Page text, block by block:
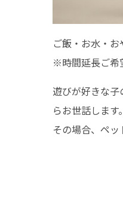
ご飯・お水・
※時間延長ご希
遊びが好きな
らお世話します。
その場合、ペ